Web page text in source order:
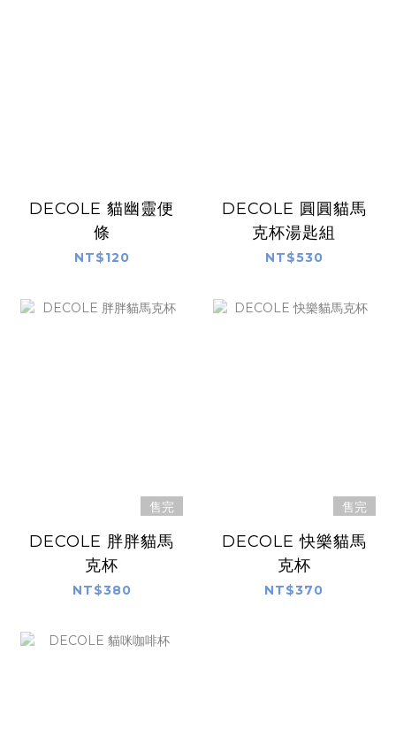
DECOLE 貓幽靈便
條
NT$120
DECOLE 圓圓貓馬
克杯湯匙組
NT$530
售完
DECOLE 胖胖貓馬
克杯
NT$380
售完
DECOLE 快樂貓馬
克杯
NT$370